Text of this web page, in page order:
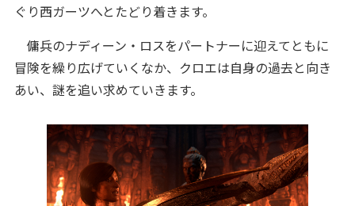
ぐり西ガーツへとたどり着きます。
傭兵のナディーン・ロスをパートナーに迎えてともに
冒険を繰り広げていくなか、クロエは自身の過去と向き
あい、謎を追い求めていきます。